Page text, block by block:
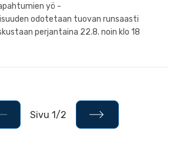
yö -
odotetaan tuovan runsaasti
perjantaina 22.8. noin klo 18
Sivu 1/2